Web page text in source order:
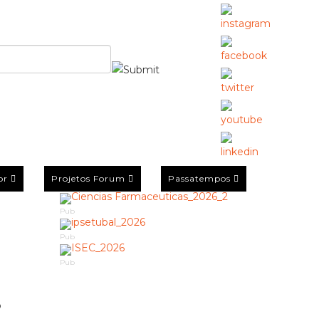
Projetos Forum Passatempos
Pub
Pub
Pub